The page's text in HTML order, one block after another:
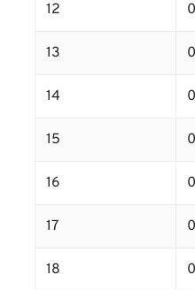
12
13
14
15
16
17
18